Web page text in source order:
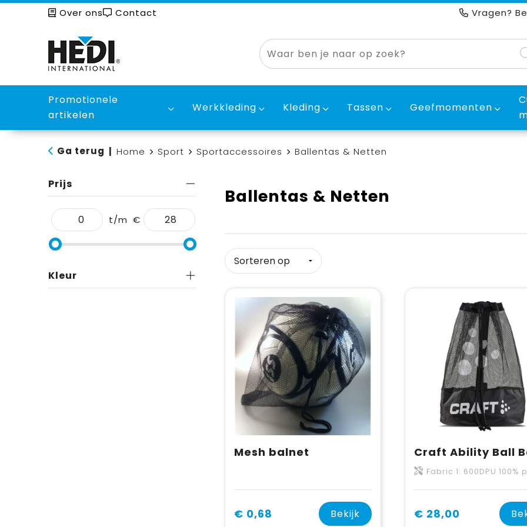
Over ons Contact Vragen?
Promotionele
artikelen
Werkkleding Kleding Tassen Geefmomenten
Ga terug Home Sport Sportaccessoires Ballentas & Netten
Prijs
t/m €
Kleur
Ballentas & Netten
Mesh balnet
€ 0,68 Bekijk
Craft Ability Ball
Fabric 1: 600DPU 100% polyester. Fabric 2: 100%
€ 28,00